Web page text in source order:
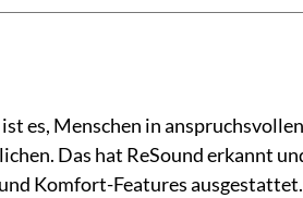
es, Menschen in
Das hat ReSound erkannt
Komfort-Features